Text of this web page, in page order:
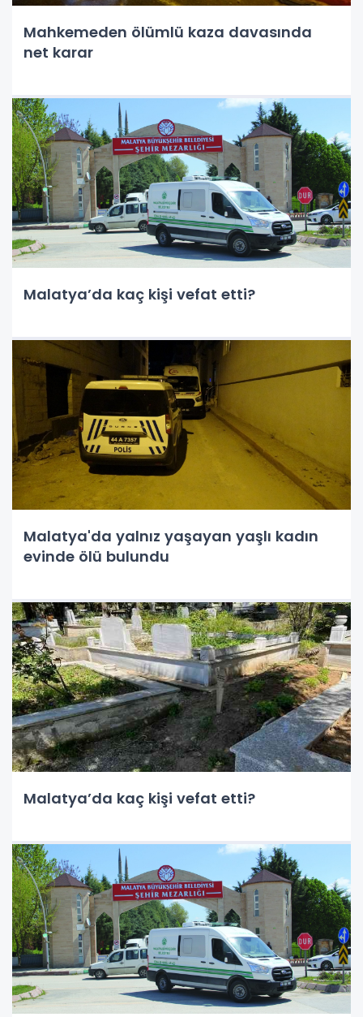
Mahkemeden ölümlü kaza davasında
net karar
Malatya’da kaç kişi vefat etti?
Malatya'da yalnız yaşayan yaşlı kadın
evinde ölü bulundu
Malatya’da kaç kişi vefat etti?